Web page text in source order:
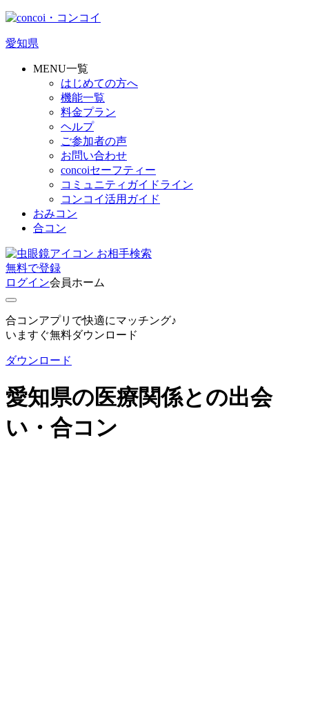
愛知県
MENU一覧
はじめての方へ
機能一覧
料金プラン
ヘルプ
ご参加者の声
お問い合わせ
concoiセーフティー
コミュニティガイドライン
コンコイ活用ガイド
おみコン
合コン
お相手検索
無料で登録
ログイン会員ホーム
合コンアプリで快適にマッチング♪
いますぐ無料ダウンロード
ダウンロード
愛知県の医療関係との出会
い・合コン